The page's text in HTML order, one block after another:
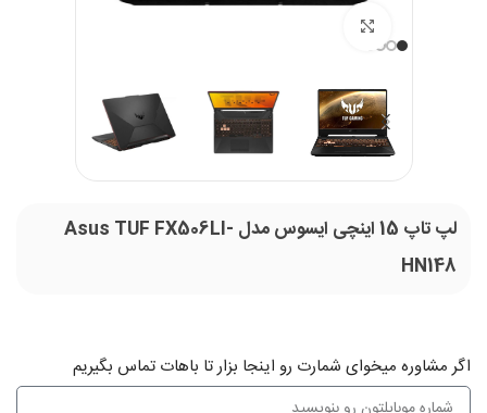
لپ تاپ 15 اینچی ایسوس مدل Asus TUF FX506LI-
HN148
اگر‌ مشاوره میخوای شمارت رو اینجا بزار تا باهات تماس بگیریم